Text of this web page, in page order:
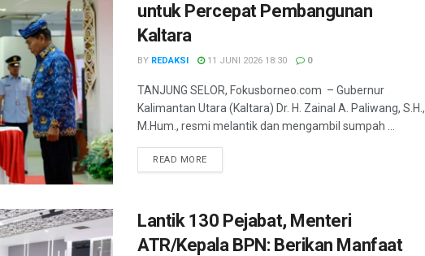
untuk Percepat Pembangunan
Kaltara
BY REDAKSI 11 JUNI 2026 18:30 0
TANJUNG SELOR, Fokusborneo.com – Gubernur
Kalimantan Utara (Kaltara) Dr. H. Zainal A. Paliwang, S.H.,
M.Hum., resmi melantik dan mengambil sumpah ...
READ MOREDETAILS
Lantik 130 Pejabat, Menteri
ATR/Kepala BPN: Berikan Manfaat